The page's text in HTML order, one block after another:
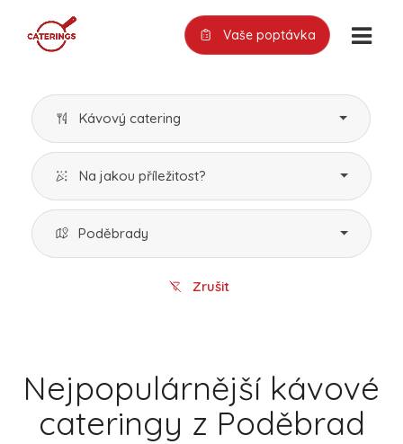
Vaše poptávka
Kávový catering
Na jakou příležitost?
Poděbrady
Zrušit
Nejpopulárnější kávové
cateringy z Poděbrad